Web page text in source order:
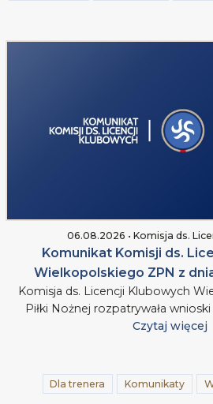
06.08.2026 • Komisja ds.
Komunikat Komisji ds.
Wielkopolskiego ZPN z
Komisja ds. Licencji Klubowych
Piłki Nożnej rozpatrywała
Czytaj więcej
Dla trenera Komunikaty